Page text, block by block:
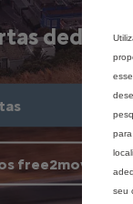
free2move
seu